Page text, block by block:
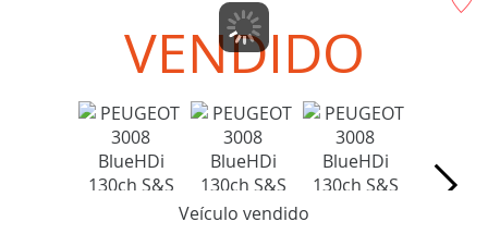
VENDIDO
Veículo vendido